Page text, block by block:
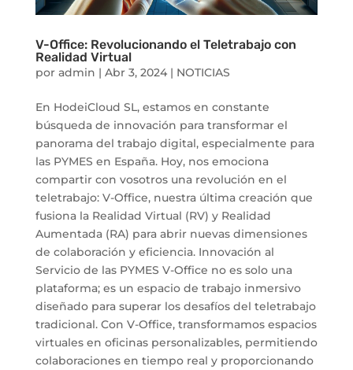
V-Office: Revolucionando el Teletrabajo con
Realidad Virtual
por admin | Abr 3, 2024| NOTICIAS
En HodeiCloud SL, estamos en constante
búsqueda de innovación para transformar el
panorama del trabajo digital, especialmente para
las PYMES en España. Hoy, nos emociona
compartir con vosotros una revolución en el
teletrabajo: V-Office, nuestra última creación que
fusiona la Realidad Virtual (RV) y Realidad
Aumentada (RA) para abrir nuevas dimensiones
de colaboración y eficiencia. Innovación al
Servicio de las PYMES V-Office no es solo una
plataforma; es un espacio de trabajo inmersivo
diseñado para superar los desafíos del teletrabajo
tradicional. Con V-Office, transformamos espacios
virtuales en oficinas personalizables, permitiendo
colaboraciones en tiempo real y proporcionando